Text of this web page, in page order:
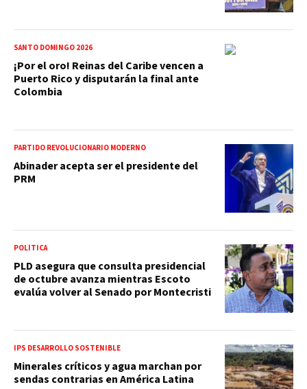
SANTO DOMINGO 2026
¡Por el oro! Reinas del Caribe vencen a
Puerto Rico y disputarán la final ante
Colombia
PARTIDO REVOLUCIONARIO MODERNO
Abinader acepta ser el presidente del
PRM
POLÍTICA
PLD asegura que consulta presidencial
de octubre avanza mientras Escoto
evalúa volver al Senado por Montecristi
IPS DESARROLLO SOSTENIBLE
Minerales críticos y agua marchan por
sendas contrarias en América Latina